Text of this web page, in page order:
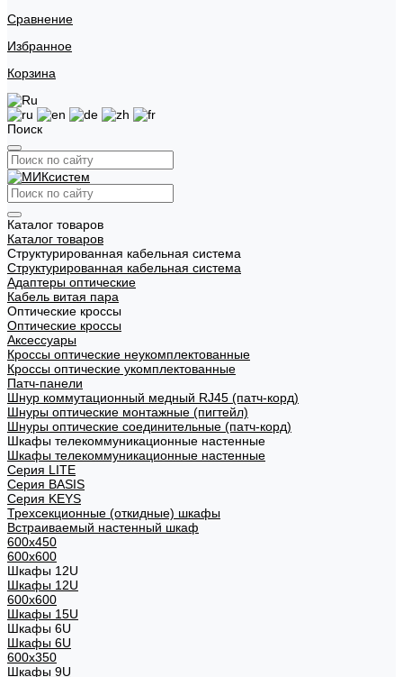
Сравнение
Избранное
Корзина
Поиск
Каталог товаров
Каталог товаров
Структурированная кабельная система
Структурированная кабельная система
Адаптеры оптические
Кабель витая пара
Оптические кроссы
Оптические кроссы
Аксессуары
Кроссы оптические неукомплектованные
Кроссы оптические укомплектованные
Патч-панели
Шнур коммутационный медный RJ45 (патч-корд)
Шнуры оптические монтажные (пигтейл)
Шнуры оптические соединительные (патч-корд)
Шкафы телекоммуникационные настенные
Шкафы телекоммуникационные настенные
Cерия LITE
Cерия BASIS
Cерия KEYS
Трехсекционные (откидные) шкафы
Встраиваемый настенный шкаф
600x450
600x600
Шкафы 12U
Шкафы 12U
600x600
Шкафы 15U
Шкафы 6U
Шкафы 6U
600x350
Шкафы 9U